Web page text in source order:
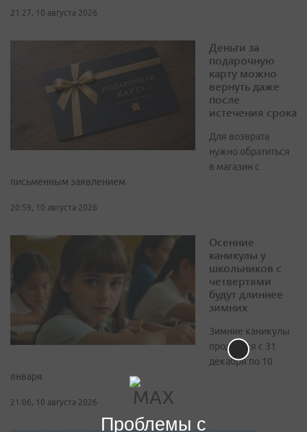
21:27, 10 августа 2026
Деньги за
подарочную
карту можно
вернуть даже
после
истечения срока
Для возврата
нужно обратиться
в магазин с
письменным заявлением
20:59, 10 августа 2026
Осенние
каникулы у
школьников с
четвертями
будут длиннее
зимних
Зимние каникулы
продлятся с 31
декабря по 10
января
21:06, 10 августа 2026
Проблемы с